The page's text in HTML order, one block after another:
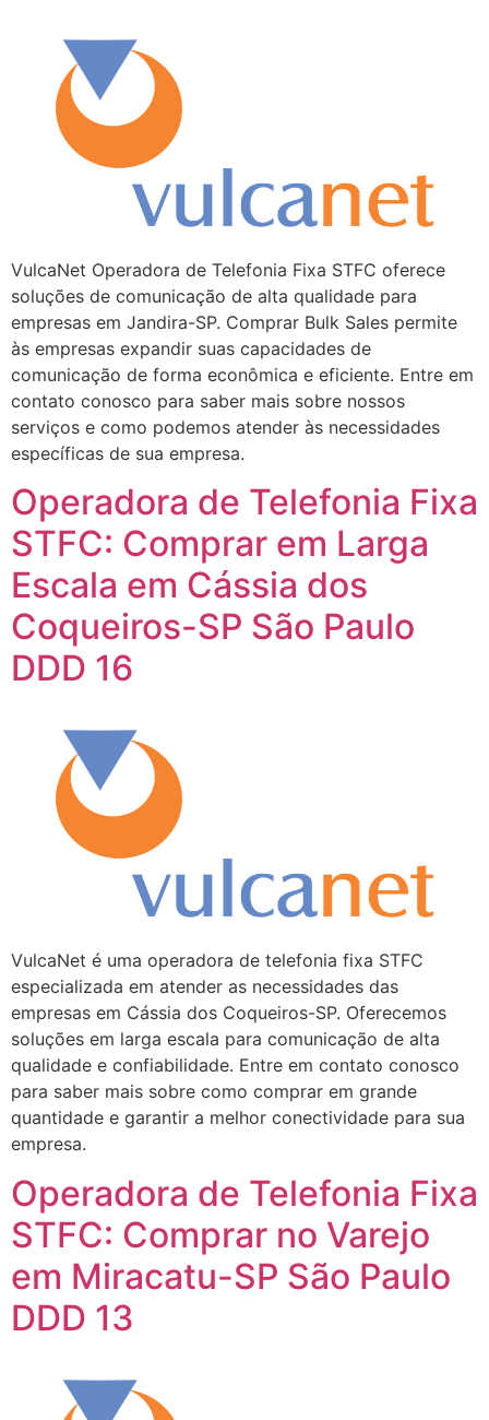
VulcaNet Operadora de Telefonia Fixa STFC oferece
soluções de comunicação de alta qualidade para
empresas em Jandira-SP. Comprar Bulk Sales permite
às empresas expandir suas capacidades de
comunicação de forma econômica e eficiente. Entre em
contato conosco para saber mais sobre nossos
serviços e como podemos atender às necessidades
específicas de sua empresa.
Operadora de Telefonia Fixa
STFC: Comprar em Larga
Escala em Cássia dos
Coqueiros-SP São Paulo
DDD 16
VulcaNet é uma operadora de telefonia fixa STFC
especializada em atender as necessidades das
empresas em Cássia dos Coqueiros-SP. Oferecemos
soluções em larga escala para comunicação de alta
qualidade e confiabilidade. Entre em contato conosco
para saber mais sobre como comprar em grande
quantidade e garantir a melhor conectividade para sua
empresa.
Operadora de Telefonia Fixa
STFC: Comprar no Varejo
em Miracatu-SP São Paulo
DDD 13